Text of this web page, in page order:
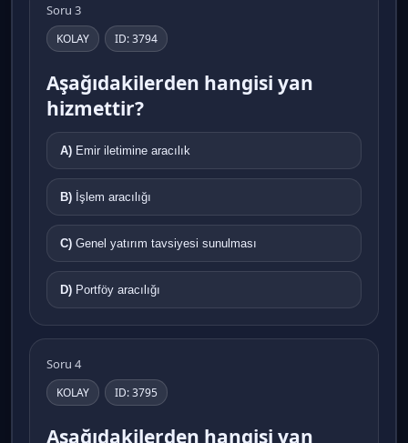
Soru 3
KOLAY ID: 3794
Aşağıdakilerden hangisi yan
hizmettir?
A) Emir iletimine aracılık
B) İşlem aracılığı
C) Genel yatırım tavsiyesi sunulması
D) Portföy aracılığı
Soru 4
KOLAY ID: 3795
Aşağıdakilerden hangisi yan